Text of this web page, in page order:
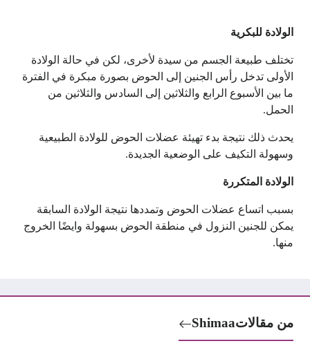
الولادة للبكرية
تختلف طبيعة الجسم من سيدة لأخرى، لكن في حالة الولادة
الأولى تدخل رأس الجنين إلى الحوض بصورة مبكرة في الفترة
ما بين الأسبوع الرابع والثلاثين إلى السادس والثلاثين من
الحمل.
يحدث ذلك نتيجة بدء تهيئة عضلات الحوض للولادة الطبيعية
وسهولة التكيف على الوضعية الجديدة.
الولادة المتكررة
بسبب اتساع عضلات الحوض وتمددها نتيجة الولادة السابقة
يمكن للجنين النزول في منطقة الحوض بسهولة وايضًا الخروج
منها.
من مقالاتShimaa